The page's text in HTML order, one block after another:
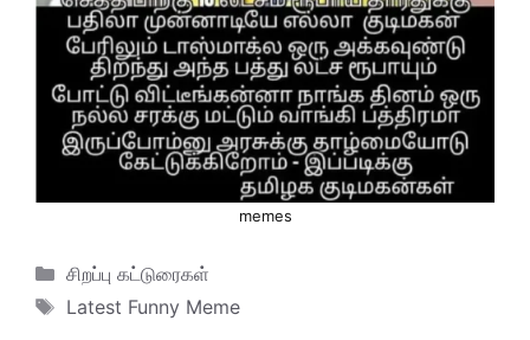
memes
Categories
சிறப்பு கட்டுரைகள்
Tags
Latest Funny Meme